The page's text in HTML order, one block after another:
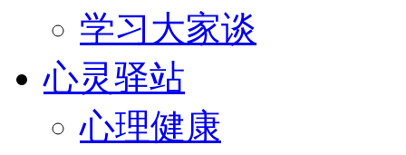
学习大家谈
心灵驿站
心理健康